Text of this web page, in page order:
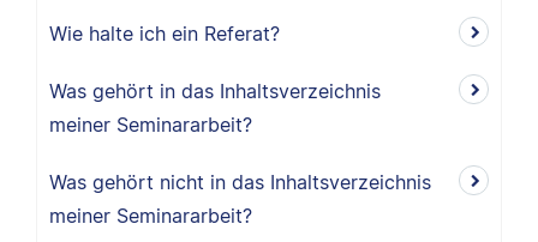
Wie halte ich ein Referat?
Was gehört in das Inhaltsverzeichnis
meiner Seminararbeit?
Was gehört nicht in das Inhaltsverzeichnis
meiner Seminararbeit?